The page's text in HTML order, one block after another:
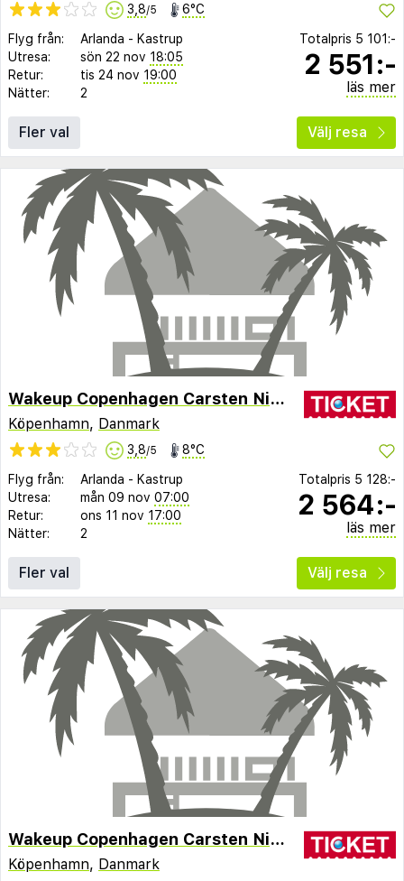
3,8/5 6°C
Flyg från: Arlanda - Kastrup
Utresa:
sön 22 nov 18:05
Retur:
tis 24 nov 19:00
Nätter:
2
Totalpris 5 101:-
2 551:-
läs mer
Fler val Välj resa
Wakeup Copenhagen Carsten Niebuhrs Gade
Köpenhamn, Danmark
3,8/5 8°C
Flyg från: Arlanda - Kastrup
Utresa:
mån 09 nov 07:00
Retur:
ons 11 nov 17:00
Nätter:
2
Totalpris 5 128:-
2 564:-
läs mer
Fler val Välj resa
Wakeup Copenhagen Carsten Niebuhrs Gade
Köpenhamn, Danmark